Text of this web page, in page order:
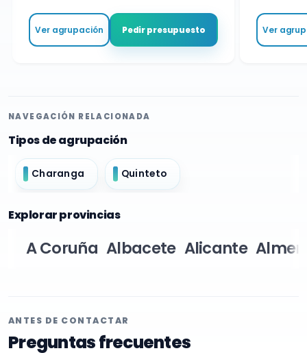
Ver agrupación Pedir presupuesto Ver
NAVEGACIÓN RELACIONADA
Tipos de agrupación
Charanga Quinteto
Explorar provincias
A Coruña Albacete Alicante
ANTES DE CONTACTAR
Preguntas frecuentes